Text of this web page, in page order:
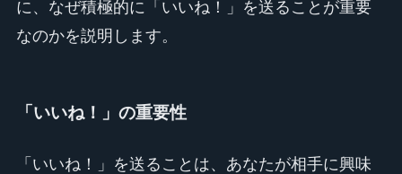
に、なぜ積極的に「いいね！」を送ることが重要
なのかを説明します。
「いいね！」の重要性
「いいね！」を送ることは、あなたが相手に興味